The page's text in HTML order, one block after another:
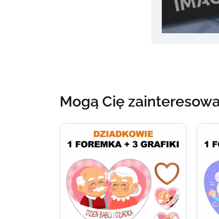
Mogą Cię